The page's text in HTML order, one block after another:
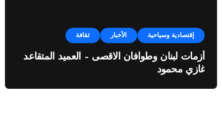
إقتصادية وسياحية الأخبار ثقافة
أزمات لبنان وطوافان الاقصى – العميد المتقاعد
غازي محمود